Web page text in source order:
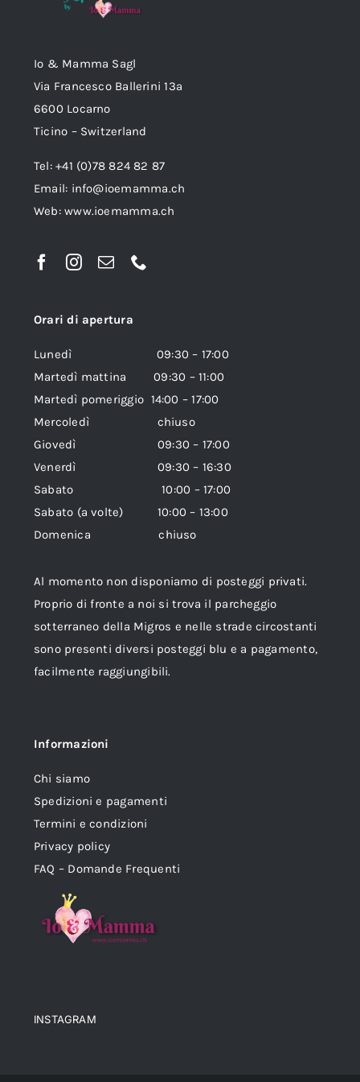
Io & Mamma Sagl
Via Francesco Ballerini 13a
6600 Locarno
Ticino – Switzerland
Tel: +41 (0)78 824 82 87
Email: info@ioemamma.ch
Web:www.ioemamma.ch
Orari di apertura
Lunedì 09:30 – 17:00
Martedì mattina 09:30 – 11:00
Martedì pomeriggio 14:00 – 17:00
Mercoledì chiuso
Giovedì 09:30 – 17:00
Venerdì 09:30 – 16:30
Sabato 10:00 – 17:00
Sabato (a volte) 10:00 – 13:00
Domenica chiuso
Al momento non disponiamo di posteggi privati.
Proprio di fronte a noi si trova il parcheggio
sotterraneo della Migros e nelle strade circostanti
sono presenti diversi posteggi blu e a pagamento,
facilmente raggiungibili.
Informazioni
Chi siamo
Spedizioni e pagamenti
Termini e condizioni
Privacy policy
FAQ – Domande Frequenti
INSTAGRAM